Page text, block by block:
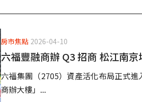
房市焦點 2026-04-10
六福豐融商辦 Q3 招商 松江南
六福集團（2705）資產活化布局正式
商辦大樓」...